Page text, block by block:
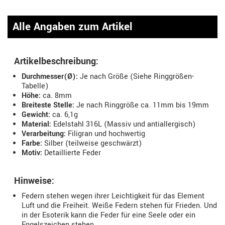
Alle Angaben zum Artikel
Artikelbeschreibung:
Durchmesser(Ø): Je nach Größe (Siehe Ringgrößen-
Tabelle)
Höhe: ca. 8mm
Breiteste Stelle: Je nach Ringgröße ca. 11mm bis 19mm
Gewicht: ca. 6,1g
Material: Edelstahl 316L (Massiv und antiallergisch)
Verarbeitung: Filigran und hochwertig
Farbe: Silber (teilweise geschwärzt)
Motiv: Detaillierte Feder
Hinweise:
Federn stehen wegen ihrer Leichtigkeit für das Element
Luft und die Freiheit. Weiße Federn stehen für Frieden. Und
in der Esoterik kann die Feder für eine Seele oder ein